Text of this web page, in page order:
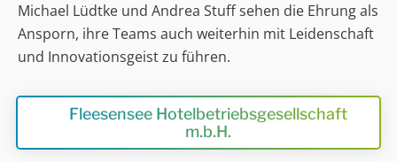
Michael Lüdtke und Andrea Stuff sehen die Ehrung als
Ansporn, ihre Teams auch weiterhin mit Leidenschaft
und Innovationsgeist zu führen.
Fleesensee Hotelbetriebsgesellschaft
m.b.H.